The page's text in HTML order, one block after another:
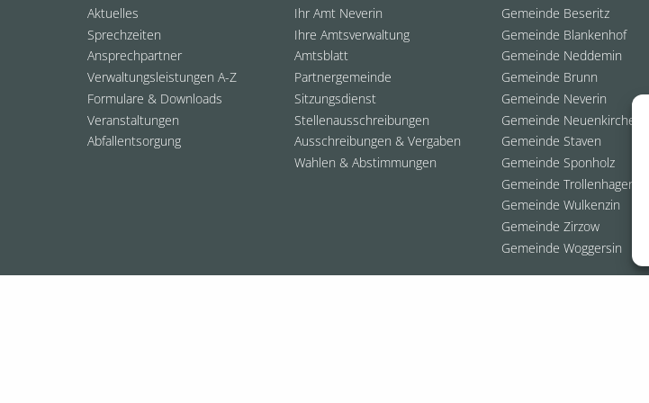
Aktuelles
Sprechzeiten
Ansprechpartner
Verwaltungsleistungen A-Z
Formulare & Downloads
Veranstaltungen
Abfallentsorgung
Ihr Amt Neverin
Ihre Amtsverwaltung
Amtsblatt
Partnergemeinde
Sitzungsdienst
Stellenausschreibungen
Ausschreibungen & Vergaben
Wahlen & Abstimmungen
Gemeinde Beseritz
Gemeinde Blankenhof
Gemeinde Neddemin
Gemeinde Brunn
Gemeinde Neverin
Gemeinde Neuenkirchen
Gemeinde Staven
Gemeinde Sponholz
Gemeinde Trollenhagen
Gemeinde Wulkenzin
Gemeinde Zirzow
Gemeinde Woggersin